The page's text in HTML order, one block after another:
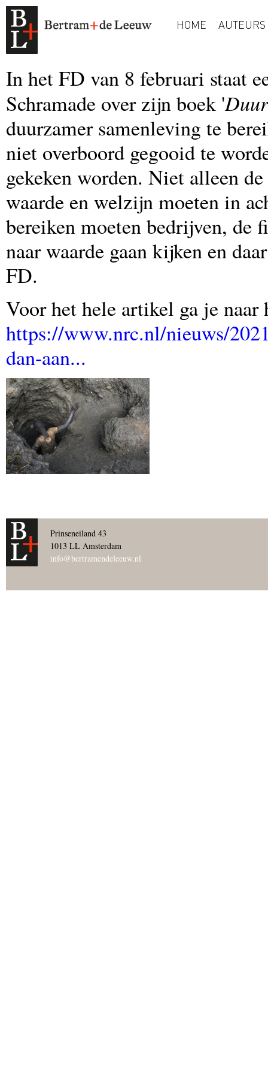
HOME AUTEURS
In het FD van 8 februari staat
Schramade over zijn boek '
duurzamer samenleving te
niet overboord gegooid te
gekeken worden. Niet alleen
waarde en welzijn moeten in
bereiken moeten bedrijven, de
naar waarde gaan kijken en
FD.
Voor het hele artikel ga je naar
https://www.nrc.nl/nieuws/
dan-aan...
Prinseneiland 43
1013 LL Amsterdam
info@bertramendeleeuw.nl